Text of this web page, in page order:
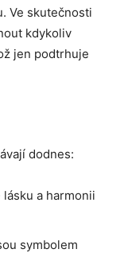
Ve skutečnosti
kdykoliv
jen podtrhuje
dodnes:
a harmonii
symbolem